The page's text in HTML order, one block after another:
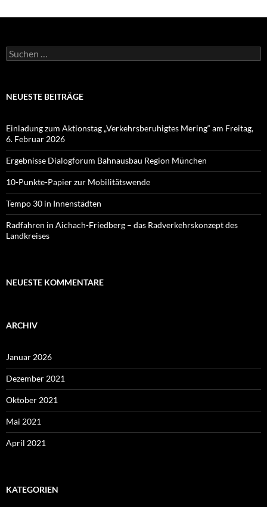
Suchen
nach:
NEUESTE BEITRÄGE
Einladung zum Aktionstag „Verkehrsberuhigtes Mering“ am Freitag,
6. Februar 2026
Ergebnisse Dialogforum Bahnausbau Region München
10-Punkte-Papier zur Mobilitätswende
Tempo 30 in Innenstädten
Radfahren in Aichach-Friedberg – das Radverkehrskonzept des
Landkreises
NEUESTE KOMMENTARE
ARCHIV
Januar 2026
Dezember 2021
Oktober 2021
Mai 2021
April 2021
KATEGORIEN